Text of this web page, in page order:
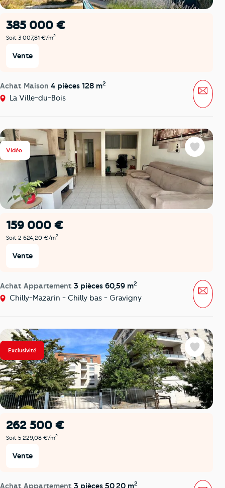
385 000 €
Soit 3 007,81 €/m2
Vente
Achat Maison 4 pièces 128 m2
La Ville-du-Bois
Vidéo
159 000 €
Soit 2 624,20 €/m2
Vente
Achat Appartement 3 pièces 60,59 m2
Chilly-Mazarin - Chilly bas - Gravigny
Favoris
Exclusivité
262 500 €
Soit 5 229,08 €/m2
Vente
Achat Appartement 3 pièces 50,20 m2
Favoris